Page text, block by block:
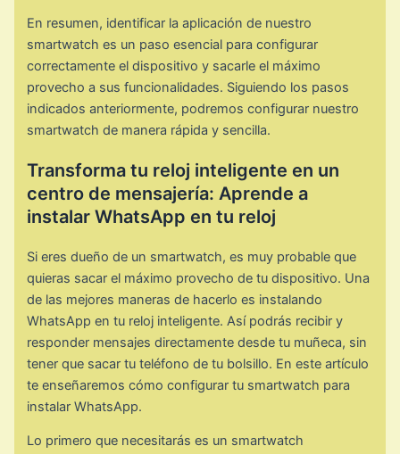
En resumen, identificar la aplicación de nuestro
smartwatch es un paso esencial para configurar
correctamente el dispositivo y sacarle el máximo
provecho a sus funcionalidades. Siguiendo los pasos
indicados anteriormente, podremos configurar nuestro
smartwatch de manera rápida y sencilla.
Transforma tu reloj inteligente en un
centro de mensajería: Aprende a
instalar WhatsApp en tu reloj
Si eres dueño de un smartwatch, es muy probable que
quieras sacar el máximo provecho de tu dispositivo. Una
de las mejores maneras de hacerlo es instalando
WhatsApp en tu reloj inteligente. Así podrás recibir y
responder mensajes directamente desde tu muñeca, sin
tener que sacar tu teléfono de tu bolsillo. En este artículo
te enseñaremos cómo configurar tu smartwatch para
instalar WhatsApp.
Lo primero que necesitarás es un smartwatch